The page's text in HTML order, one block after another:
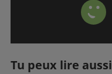
Tu peux lire aussi